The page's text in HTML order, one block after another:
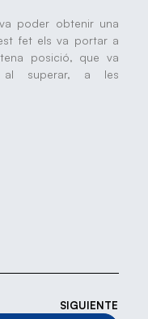
poder obtenir una
fet els va portar a
posició, que va
al superar, a les
SIGUIENTE